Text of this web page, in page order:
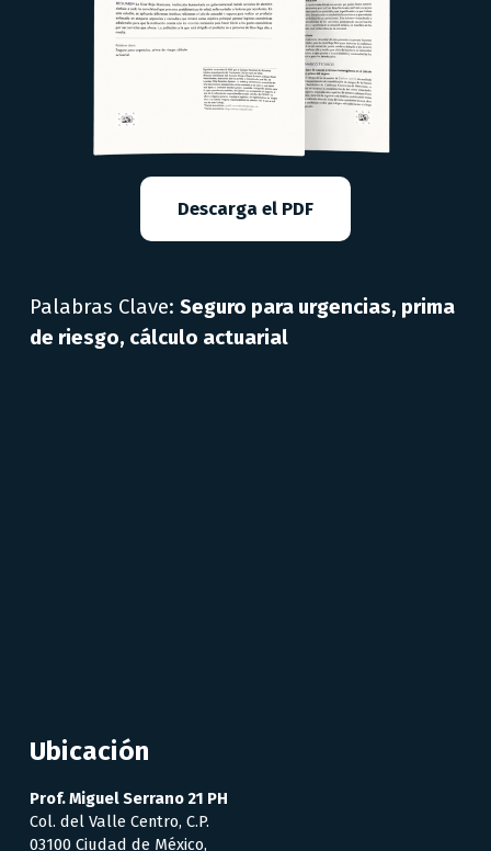
Descarga el PDF
Palabras Clave: Seguro para urgencias, prima
de riesgo, cálculo actuarial
Ubicación
Col. del Valle Centro, C.P.
03100 Ciudad de México,